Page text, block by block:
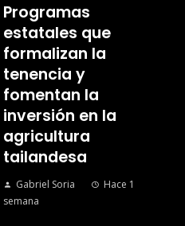
Programas
estatales que
formalizan la
tenencia y
fomentan la
inversión en la
agricultura
tailandesa
Gabriel Soria
Hace 1
semana